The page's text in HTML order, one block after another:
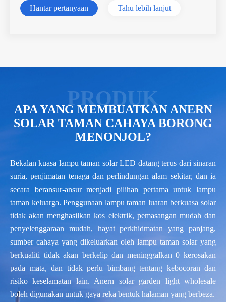
Hantar pertanyaan Tahu lebih lanjut
APA YANG MEMBUATKAN ANERN
SOLAR TAMAN CAHAYA BORONG
MENONJOL?
Bekalan kuasa lampu taman solar LED datang terus dari sinaran
suria, penjimatan tenaga dan perlindungan alam sekitar, dan ia
secara beransur-ansur menjadi pilihan pertama untuk lampu
taman keluarga. Penggunaan lampu taman luaran berkuasa solar
tidak akan menghasilkan kos elektrik, pemasangan mudah dan
penyelenggaraan mudah, hayat perkhidmatan yang panjang,
sumber cahaya yang dikeluarkan oleh lampu taman solar yang
berkualiti tidak akan berkelip dan meninggalkan 0 kerosakan
pada mata, dan tidak perlu bimbang tentang kebocoran dan
risiko keselamatan lain. Anern solar garden light wholesale
boleh digunakan untuk gaya reka bentuk halaman yang berbeza.